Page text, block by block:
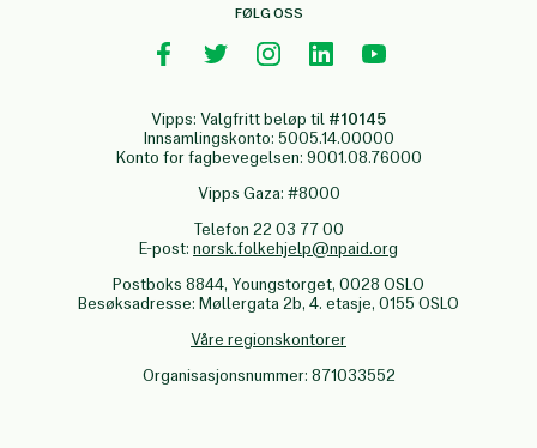
FØLG OSS
Vipps: Valgfritt beløp til #10145
Innsamlingskonto: 5005.14.00000
Konto for fagbevegelsen: 9001.08.76000
Vipps Gaza: #8000
Telefon 22 03 77 00
E-post: norsk.folkehjelp@npaid.org
Postboks 8844, Youngstorget, 0028 OSLO
Besøksadresse: Møllergata 2b, 4. etasje, 0155 OSLO
Våre regionskontorer
Organisasjonsnummer: 871033552